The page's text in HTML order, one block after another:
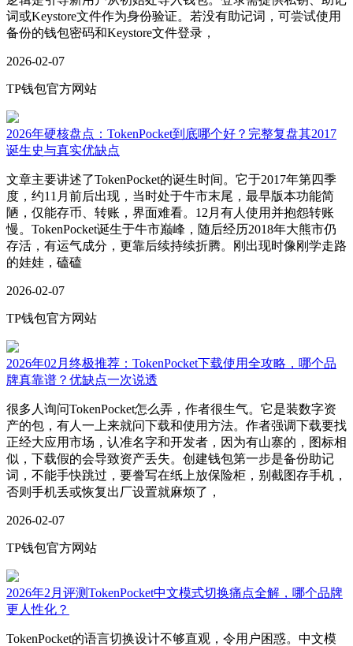
词或Keystore文件作为身份验证。若没有助记词，可尝试使用
备份的钱包密码和Keystore文件登录，
2026-02-07
TP钱包官方网站
2026年硬核盘点：TokenPocket到底哪个好？完整复盘其2017
诞生史与真实优缺点
文章主要讲述了TokenPocket的诞生时间。它于2017年第四季
度，约11月前后出现，当时处于牛市末尾，最早版本功能简
陋，仅能存币、转账，界面难看。12月有人使用并抱怨转账
慢。TokenPocket诞生于牛市巅峰，随后经历2018年大熊市仍
存活，有运气成分，更靠后续持续折腾。刚出现时像刚学走路
的娃娃，磕磕
2026-02-07
TP钱包官方网站
2026年02月终极推荐：TokenPocket下载使用全攻略，哪个品
牌真靠谱？优缺点一次说透
很多人询问TokenPocket怎么弄，作者很生气。它是装数字资
产的包，有人一上来就问下载和使用方法。作者强调下载要找
正经大应用市场，认准名字和开发者，因为有山寨的，图标相
似，下载假的会导致资产丢失。创建钱包第一步是备份助记
词，不能手快跳过，要誊写在纸上放保险柜，别截图存手机，
否则手机丢或恢复出厂设置就麻烦了，
2026-02-07
TP钱包官方网站
2026年2月评测TokenPocket中文模式切换痛点全解，哪个品牌
更人性化？
TokenPocket的语言切换设计不够直观，令用户困惑。中文模